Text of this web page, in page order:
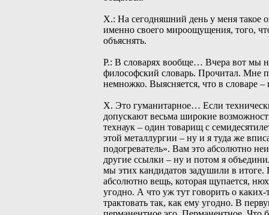
Х.: На сегодняшний день у меня такое
именно своего мироощущения, того,
объяснять.
Р.: В словарях вообще… Вчера вот мы
философский словарь. Прочитал. Мне
немножко. Выясняется, что в словаре
Х. Это гуманитарное… Если
допускают весьма широкие
технаук – один товарищ с
этой металлургии – ну и я туда же
подогреватель». Вам это абсолютно
другие ссылки – ну и потом я
мы этих кандидатов задушили в
абсолютно вещь, которая щупается,
угодно. А что уж тут говорить о
трактовать так, как ему угодно. В